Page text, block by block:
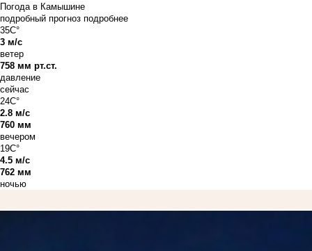
Погода в Камышине
подробный прогноз подробнее
35C°
3 м/с
ветер
758 мм рт.ст.
давление
сейчас
24C°
2.8 м/с
760 мм
вечером
19C°
4.5 м/с
762 мм
ночью